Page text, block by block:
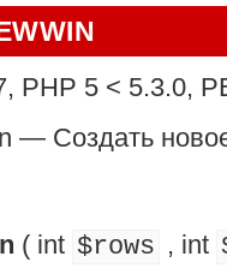
PHP 5 < 5.3.0,
— Создать
( int $rows , int